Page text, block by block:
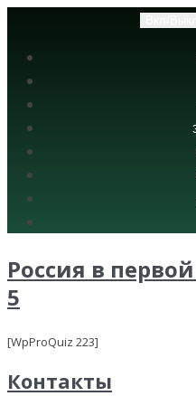
Россия в
5
[WpProQuiz 223]
Контакты